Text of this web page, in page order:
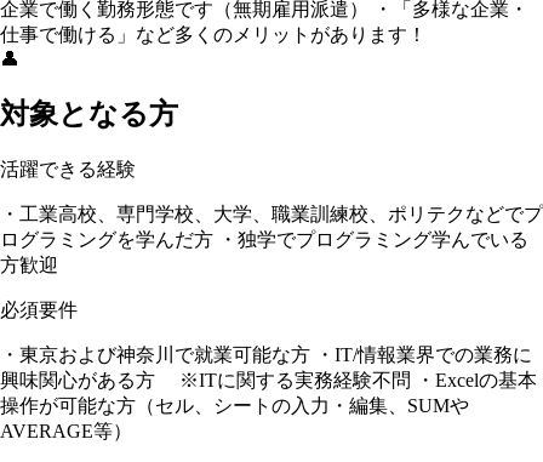
企業で働く勤務形態です（無期雇用派遣） ・「多様な企業・
仕事で働ける」など多くのメリットがあります！
👤
対象となる方
活躍できる経験
・工業高校、専門学校、大学、職業訓練校、ポリテクなどでプ
ログラミングを学んだ方 ・独学でプログラミング学んでいる
方歓迎
必須要件
・東京および神奈川で就業可能な方 ・IT/情報業界での業務に
興味関心がある方 ※ITに関する実務経験不問 ・Excelの基本
操作が可能な方（セル、シートの入力・編集、SUMや
AVERAGE等）